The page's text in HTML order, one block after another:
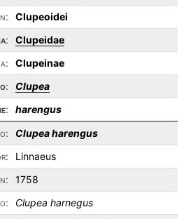
Clupeoidei
:
Clupeidae
Clupeinae
:
Clupea
:
harengus
Clupea harengus
Linnaeus
1758
Clupea harnegus